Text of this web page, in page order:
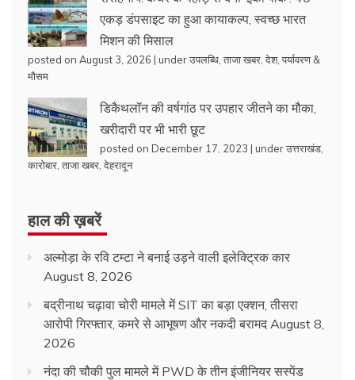
एकड़ डंपसाइट का हुआ कायाकल्प, स्वच्छ भारत
मिशन की मिसाल
posted on August 3, 2026 | underउपलब्धि ताजा खबर देश, पर्यावरण &
मौसम
डिकैथलॉन की वर्षगांठ पर उपहार जीतने का मौका,
खरीदारी पर भी भारी छूट
posted on December 17, 2023 | underउत्तराखंड
कारोबार ताजा खबर देहरादून
हाल की ख़बरें
अल्मोड़ा के रवि टम्टा ने बनाई उड़ने वाली इलेक्ट्रिक कार
August 8, 2026
बद्रीनाथ चढ़ावा चोरी मामले में SIT का बड़ा एक्शन, तीसरा
आरोपी गिरफ्तार, कमरे से आभूषण और नकदी बरामद August 8,
2026
नंदा की चौकी पुल मामले में PWD के तीन इंजीनियर सस्पेंड